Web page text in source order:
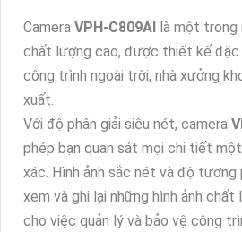
Camera VPH-C809AI
là một trong
chất lượng cao, được thiết kế
công trình ngoài trời, nhà xưởng
xuất.
Với độ phân giải siêu nét, camera
phép bạn quan sát mọi chi tiết
xác. Hình ảnh sắc nét và độ tương
xem và ghi lại những hình ảnh chất
cho việc quản lý và bảo vệ công